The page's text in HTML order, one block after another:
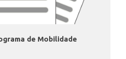
de Mobilidade